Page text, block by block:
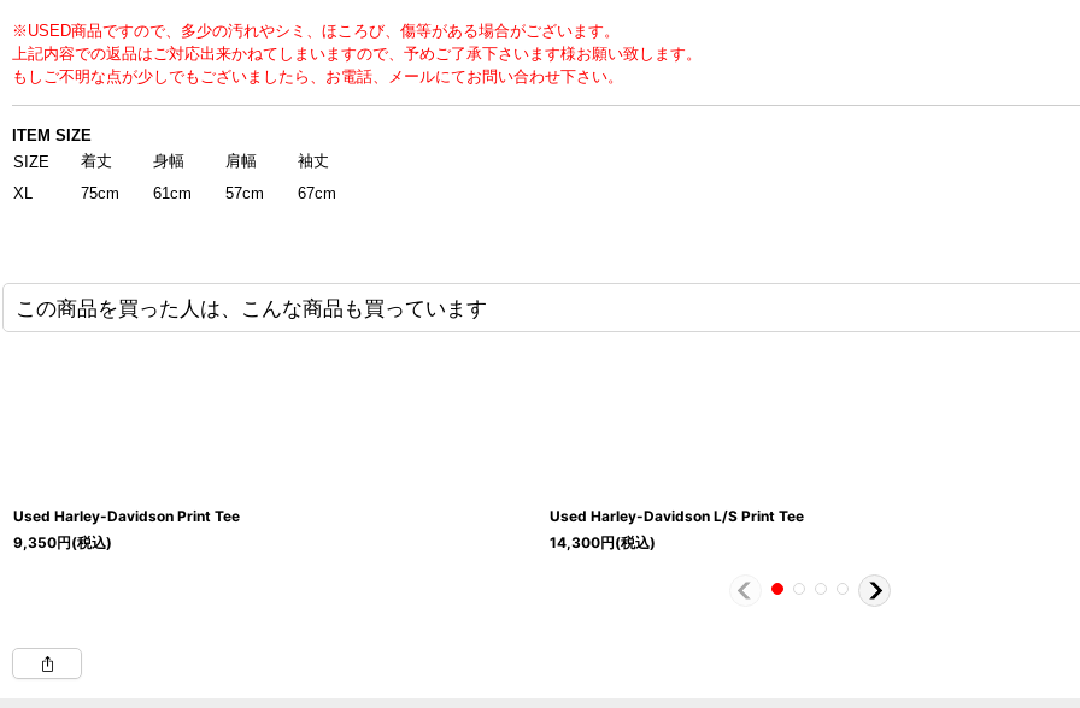
※USED商品ですので、多少の汚れやシミ、ほころび、傷等がある場合がございます。
上記内容での返品はご対応出来かねてしまいますので、予めご了承下さいます様お願い致します。
もしご不明な点が少しでもございましたら、お電話、メールにてお問い合わせ下さい。
ITEM SIZE
SIZE
着丈 身幅 肩幅
袖丈
XL
75cm 61cm 57cm 67cm
この商品を買った人は、こんな商品も買っています
Used Harley-Davidson Print Tee
9,350円(税込)
Used Harley-Davidson L/S Print Tee
14,300円(税込)